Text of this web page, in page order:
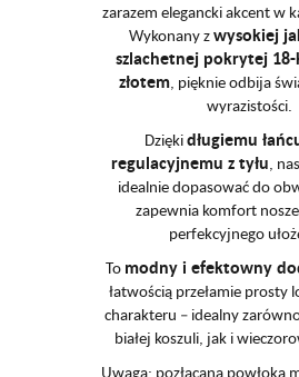
zarazem elegancki akcent w
Wykonany zwysokiej
szlachetnej pokrytej
złotem, pięknie odbija
wyrazistości.
Dziękidługiemu
regulacyjnemu z tyłu,
idealnie dopasować do
zapewnia komfort
perfekcyjnego
To modny i efektowny
łatwością przełamie prosty
charakteru – idealny
białej koszuli, jak i
Uwaga: pozłacana powłoka